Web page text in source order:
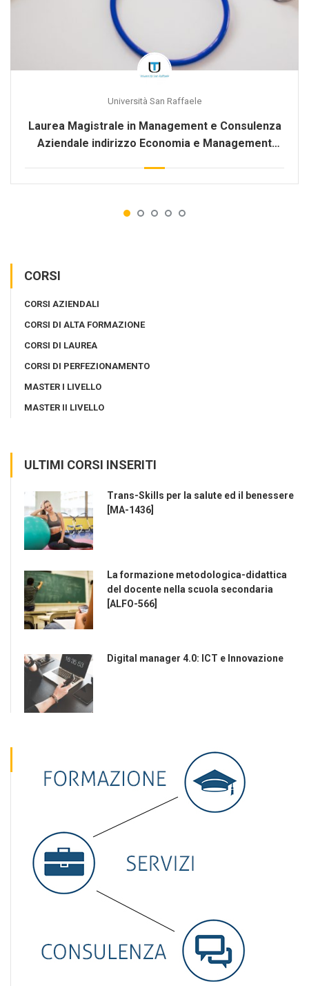
Università San Raffaele
Laurea Magistrale in Management e Consulenza
Aziendale indirizzo Economia e Management
CORSI
CORSI AZIENDALI
CORSI DI ALTA FORMAZIONE
CORSI DI LAUREA
CORSI DI PERFEZIONAMENTO
MASTER I LIVELLO
MASTER II LIVELLO
ULTIMI CORSI INSERITI
Trans-Skills per la salute ed il benessere
[MA-1436]
La formazione metodologica-didattica
del docente nella scuola secondaria
[ALFO-566]
Digital manager 4.0: ICT e Innovazione